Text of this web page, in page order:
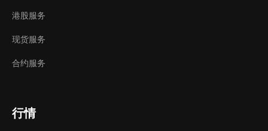
港股服务
现货服务
合约服务
行情